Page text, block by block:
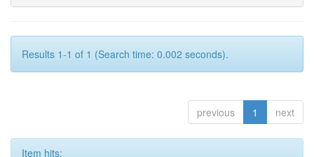
Results 1-1 of 1 (Search time: 0.002 seconds).
previous 1 next
Item hits: